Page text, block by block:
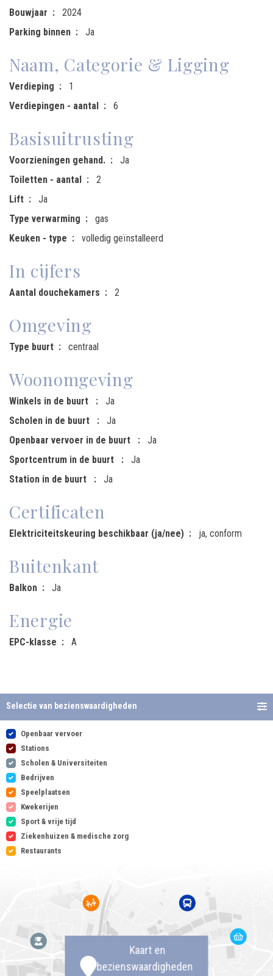
Bouwjaar
2024
Parking binnen
Ja
Naam, Categorie & Ligging
Verdieping
1
Verdiepingen - aantal
6
Basisuitrusting
Voorzieningen gehand.
Ja
Toiletten - aantal
2
Lift
Ja
Type verwarming
gas
Keuken - type
volledig geïnstalleerd
In cijfers
Aantal douchekamers 2
Omgeving
Type buurt centraal
Woonomgeving
Winkels in de buurt
Ja
Scholen in de buurt
Ja
Openbaar vervoer in de buurt
Ja
Sportcentrum in de buurt
Ja
Station in de buurt
Ja
Certificaten
Elektriciteitskeuring beschikbaar (ja/nee) ja, conform
Buitenkant
Balkon Ja
Energie
EPC-klasse A
Selectie van bezienswaardigheden
Openbaar vervoer
Stations
Scholen & Universiteiten
Bedrijven
Speelplaatsen
Kwekerijen
Sport & vrije tijd
Ziekenhuizen & medische zorg
Restaurants
Kaart en
bezienswaardigheden